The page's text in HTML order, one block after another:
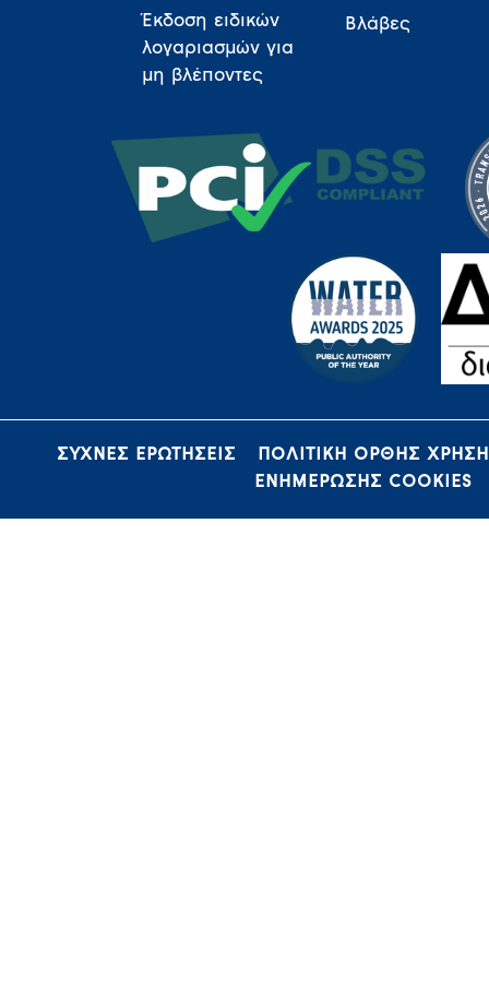
Έκδοση ειδικών
λογαριασμών για
μη βλέποντες
Βλάβες
ΣΥΧΝΕΣ ΕΡΩΤΗΣΕΙΣ
ΠΟΛΙΤΙΚΗ ΟΡΘΗΣ
ΕΝΗΜΕΡΩΣΗΣ COOKIES